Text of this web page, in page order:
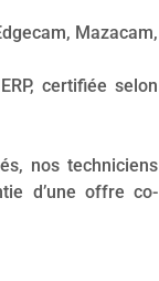
Mazacam,
certifiée selon
nos techniciens
d’une offre co-